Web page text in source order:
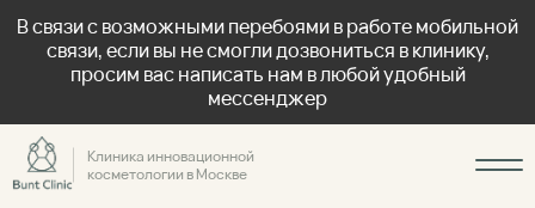
В связи с возможными перебоями в работе мобильной
связи, если вы не смогли дозвониться в клинику,
просим вас написать нам в любой удобный
мессенджер
Клиника инновационной
косметологии в Москве